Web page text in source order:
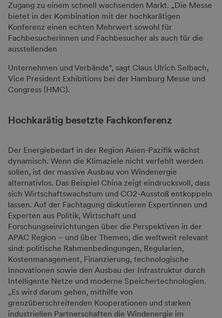
Zugang zu einem schnell wachsenden Markt. „Die Messe
bietet in der Kombination mit der hochkarätigen
Konferenz einen echten Mehrwert sowohl für
Fachbesucherinnen und Fachbesucher als auch für die
ausstellenden
Unternehmen und Verbände“, sagt Claus Ulrich Selbach,
Vice President Exhibitions bei der Hamburg Messe und
Congress (HMC).
Hochkarätig besetzte Fachkonferenz
Der Energiebedarf in der Region Asien-Pazifik wächst
dynamisch. Wenn die Klimaziele nicht verfehlt werden
sollen, ist der massive Ausbau von Windenergie
alternativlos. Das Beispiel China zeigt eindrucksvoll, dass
sich Wirtschaftswachstum und CO2-Ausstoß entkoppeln
lassen. Auf der Fachtagung diskutieren Expertinnen und
Experten aus Politik, Wirtschaft und
Forschungseinrichtungen über die Perspektiven in der
APAC Region – und über Themen, die weltweit relevant
sind: politische Rahmenbedingungen, Regularien,
Kostenmanagement, Finanzierung, technologische
Innovationen sowie den Ausbau der Infrastruktur durch
Intelligente Netze und moderne Speichertechnologien.
„Es wird darum gehen, mithilfe von
grenzüberschreitenden Kooperationen und starken
industriellen Partnerschaften die Windenergie im